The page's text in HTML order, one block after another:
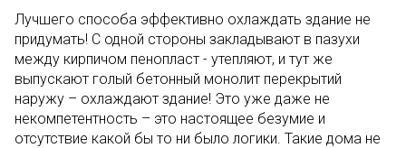
Лучшего способа эффективно охлаждать здание не
придумать! С одной стороны закладывают в пазухи
между кирпичом пенопласт - утепляют, и тут же
выпускают голый бетонный монолит перекрытий
наружу – охлаждают здание! Это уже даже не
некомпетентность – это настоящее безумие и
отсутствие какой бы то ни было логики. Такие дома не